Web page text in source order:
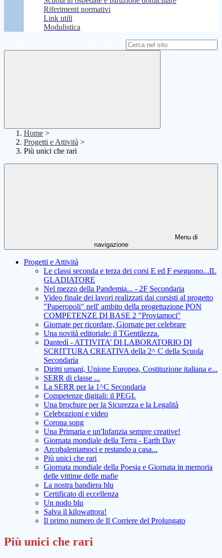
Riferimenti normativi
Link utili
Modulistica
Home >
Progetti e Attività >
Più unici che rari
Menu di
navigazione
Progetti e Attività
Le classi seconda e terza dei corsi E ed F eseguono...IL
GLADIATORE
Nel mezzo della Pandemia... - 2F Secondaria
Video finale dei lavori realizzati dai corsisti al progetto
"Paperopoli" nell' ambito della progettazione PON
COMPETENZE DI BASE 2 "Proviamoci"
Giornate per ricordare, Giornate per celebrare
Una novità editoriale: il TGentilezza.
Dantedì - ATTIVITA’ DI LABORATORIO DI
SCRITTURA CREATIVA della 2^ C della Scuola
Secondaria
Diritti umani, Unione Europea, Costituzione italiana e...
SERR di classe ...
La SERR per la 1^C Secondaria
Competenze digitali: il PEGI.
Una brochure per la Sicurezza e la Legalità
Celebrazioni e video
Corona song
Una Primaria e un'Infanzia sempre creative!
Giornata mondiale della Terra - Earth Day
Arcobaleniamoci e restando a casa...
Più unici che rari
Giornata mondiale della Poesia e Giornata in memoria
delle vittime delle mafie
La nostra bandiera blu
Certificato di eccellenza
Un nodo blu
Salva il kilowattora!
Il primo numero de Il Corriere del Prolungato
Più unici che rari